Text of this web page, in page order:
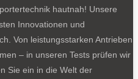
hautnah! Unsere
Innovationen und
Von leistungsstarken Antrieben
– in unseren Tests prüfen wir
Sie ein in die Welt der